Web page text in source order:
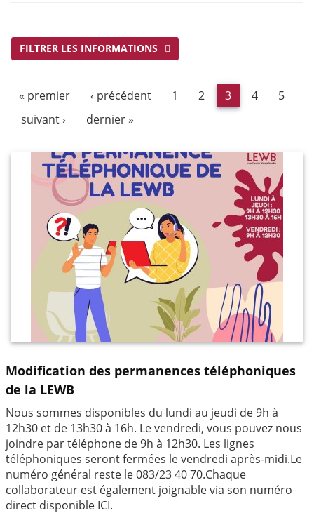
FILTRER LES INFORMATIONS
« premier ‹ précédent 1 2 3 4
5
suivant ›
dernier »
Modification des permanences téléphoniques
de la LEWB
Nous sommes disponibles du lundi au jeudi de 9h à
12h30 et de 13h30 à 16h. Le vendredi, vous pouvez nous
joindre par téléphone de 9h à 12h30. Les lignes
téléphoniques seront fermées le vendredi après-midi.Le
numéro général reste le 083/23 40 70.Chaque
collaborateur est également joignable via son numéro
direct disponible ICI.